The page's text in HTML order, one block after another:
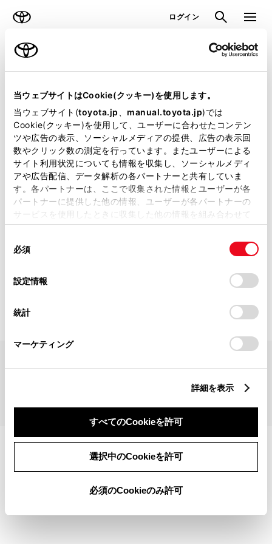
当ウェブサイトはCookie(クッキー)を使用します。
当ウェブサイト(toyota.jp manual.toyota.jp)では
Cookie(クッキー)を使用して、ユーザーに合わせたコンテン
ツや広告の表示、ソーシャルメディアの提供、広告の表示回
数やクリック数の測定を行っています。またユーザーによる
サイト利用状況についても情報を収集し、ソーシャルメディ
アや広告配信、データ解析の各パートナーと共有していま
す。各パートナーは、ここで収集された情報とユーザーが各
パートナーに提供した他の情報、ユーザーが各パートナーの
サービスを使用したときに収集した他の情報を組み合わせて
使用することがあります。当ウェブサイトの使用を続行する
デバイスにすべてのCookie(クッキー)が保存されることに同
意したことになります。Cookie(クッキー)のオプトアウト、
設定の変更、同意を撤回したりするにあたっては、当社の
「Cookie（クッキー）情報の取り扱いについて
」をご覧くだ
必須
設定情報
統計
マーケティング
詳細を表示
すべてのCookieを許可
選択中のCookieを許可
必須のCookieのみ許可
ログイン 検索 メニュ
ラインアップ トピックス
見積りシミュレーション
見積りシミュレーションのデータが
正常に取得できませんでした。
詳しくは販売店までお問合せくださ
い。
（2-7-4）
見積りシミュレーショントップへ
TOYOTAアカウント利用規約反社会的勢力に対する基本方針企業情報
©1995-2026 TOYOTA MOTOR CORPORATION. ALL RIGHTS RESERVED.